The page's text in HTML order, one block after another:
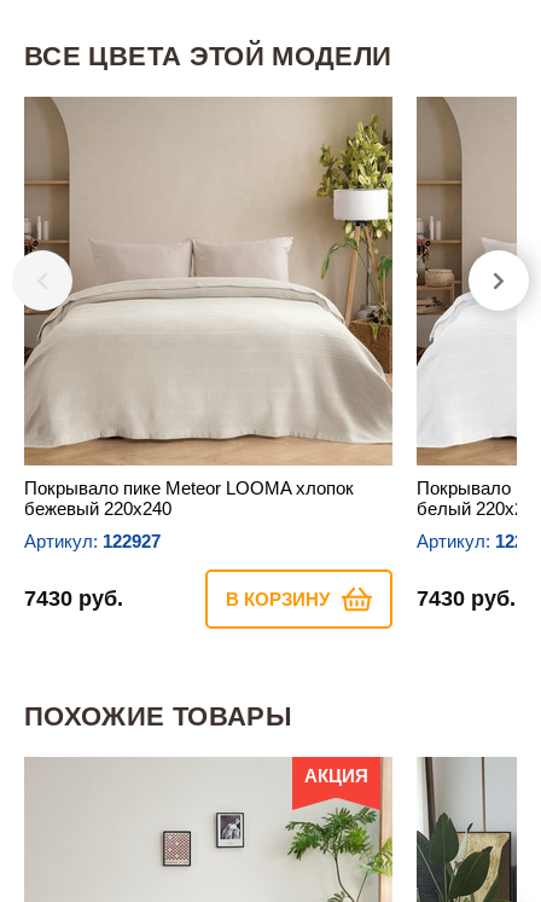
ВСЕ ЦВЕТА ЭТОЙ МОДЕЛИ
Покрывало пике Meteor LOOMA хлопок
бежевый 220х240
Артикул: 122927
7430 руб. В КОРЗИНУ
Покрывало
белый
Артикул:
7430 руб.
ПОХОЖИЕ ТОВАРЫ
АКЦИЯ